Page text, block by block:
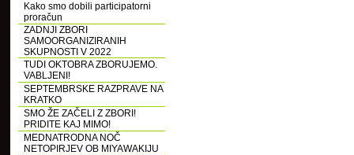
Kako smo dobili participatorni
proračun
ZADNJI ZBORI
SAMOORGANIZIRANIH
SKUPNOSTI V 2022
TUDI OKTOBRA ZBORUJEMO.
VABLJENI!
SEPTEMBRSKE RAZPRAVE NA
KRATKO
SMO ŽE ZAČELI Z ZBORI!
PRIDITE KAJ MIMO!
MEDNATRODNA NOČ
NETOPIRJEV OB MIYAWAKIJU